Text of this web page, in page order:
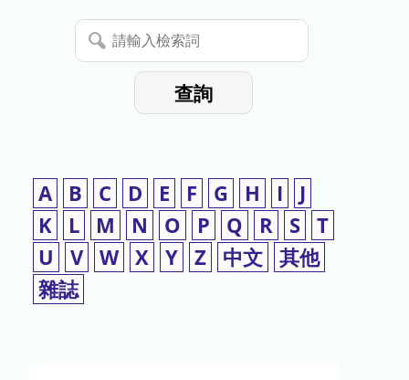
暫
停
請
輸
查詢
A B C D E F G H I
J
K
L M N O P Q R S T
U
V W X Y Z 中文 其他
雜誌